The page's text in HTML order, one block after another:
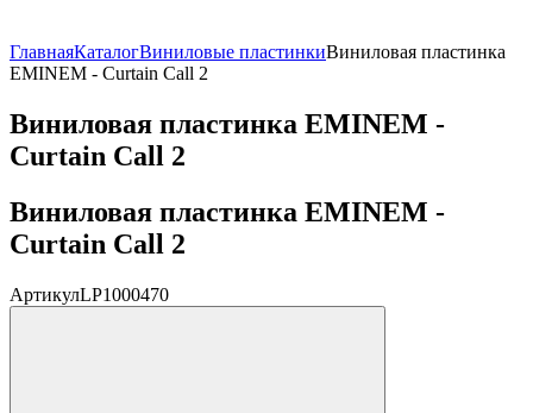
ГлавнаяКаталогВиниловые пластинкиВиниловая пластинка
EMINEM - Curtain Call 2
Виниловая пластинка EMINEM -
Curtain Call 2
Виниловая пластинка EMINEM -
Curtain Call 2
АртикулLP1000470